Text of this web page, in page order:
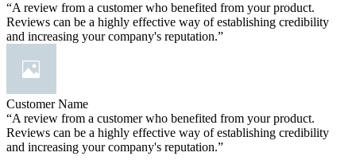
“A review from a customer who benefited from your product.
Reviews can be a highly effective way of establishing credibility
and increasing your company's reputation.”
Customer Name
“A review from a customer who benefited from your product.
Reviews can be a highly effective way of establishing credibility
and increasing your company's reputation.”